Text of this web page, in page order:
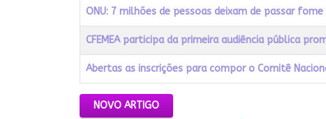
ONU: 7 milhões de pessoas deixam de passar
CFEMEA participa da primeira audiência pública
Abertas as inscrições para compor o Comitê
NOVO ARTIGO